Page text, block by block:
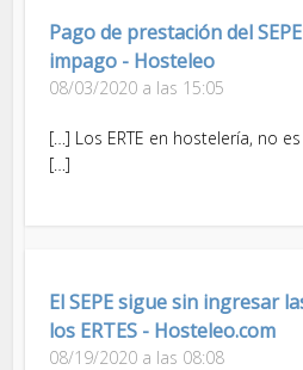
Pago de prestación del
impago - Hosteleo
08/03/2020 a las 15:05
[…] Los ERTE en hostelería, no
[…]
El SEPE sigue sin ingresar
los ERTES - Hosteleo.com
08/19/2020 a las 08:08